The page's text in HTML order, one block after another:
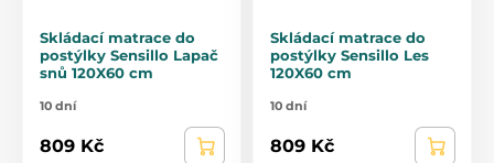
Skládací matrace do
postýlky Sensillo Lapač
snů 120X60 cm
10 dní
809 Kč
Skládací matrace do
postýlky Sensillo Les
120X60 cm
10 dní
809 Kč